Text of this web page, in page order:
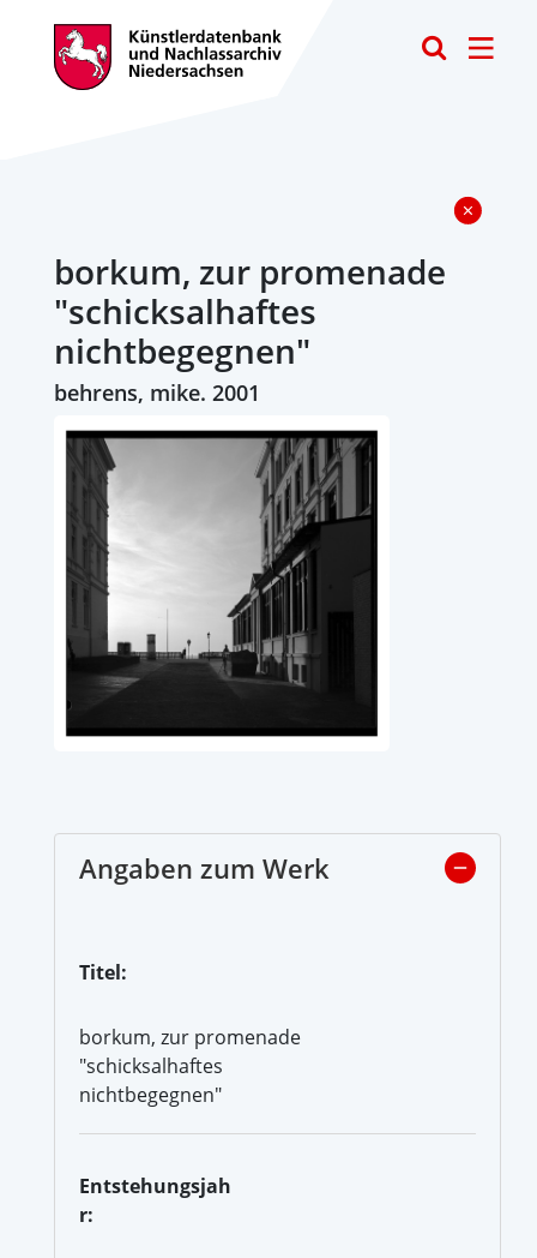
borkum, zur promenade
"schicksalhaftes
nichtbegegnen"
behrens, mike. 2001
Angaben zum Werk
Titel:
borkum, zur promenade
"schicksalhaftes
nichtbegegnen"
Entstehungsjah
r: